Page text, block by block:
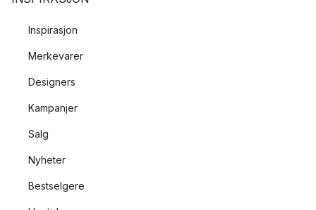
Inspirasjon
Merkevarer
Designers
Kampanjer
Salg
Nyheter
Bestselgere